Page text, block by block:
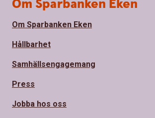
Om Sparbanken Eken
Om Sparbanken Eken
Hållbarhet
Samhällsengagemang
Press
Jobba hos oss